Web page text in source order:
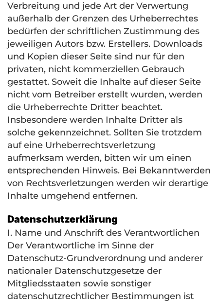
Verbreitung und jede Art der Verwertung
außerhalb der Grenzen des Urheberrechtes
bedürfen der schriftlichen Zustimmung des
jeweiligen Autors bzw. Erstellers. Downloads
und Kopien dieser Seite sind nur für den
privaten, nicht kommerziellen Gebrauch
gestattet. Soweit die Inhalte auf dieser Seite
nicht vom Betreiber erstellt wurden, werden
die Urheberrechte Dritter beachtet.
Insbesondere werden Inhalte Dritter als
solche gekennzeichnet. Sollten Sie trotzdem
auf eine Urheberrechtsverletzung
aufmerksam werden, bitten wir um einen
entsprechenden Hinweis. Bei Bekanntwerden
von Rechtsverletzungen werden wir derartige
Inhalte umgehend entfernen.
Datenschutzerklärung
I. Name und Anschrift des Verantwortlichen
Der Verantwortliche im Sinne der
Datenschutz-Grundverordnung und anderer
nationaler Datenschutzgesetze der
Mitgliedsstaaten sowie sonstiger
datenschutzrechtlicher Bestimmungen ist